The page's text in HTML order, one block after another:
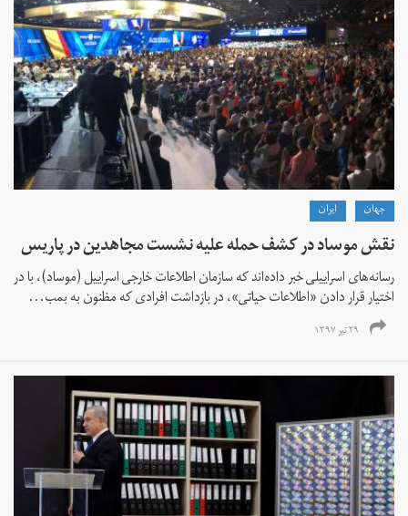
جهان ايران
نقش موساد در کشف حمله علیه نشست مجاهدین در پاریس
رسانه‌های اسراییلی خبر داده‌اند که سازمان اطلاعات خارجی اسراییل (موساد)، با در
اختیار قرار دادن «اطلاعات حیاتی»، در بازداشت افرادی که مظنون به بمب‌...
۲۹ تیر ۱۳۹۷